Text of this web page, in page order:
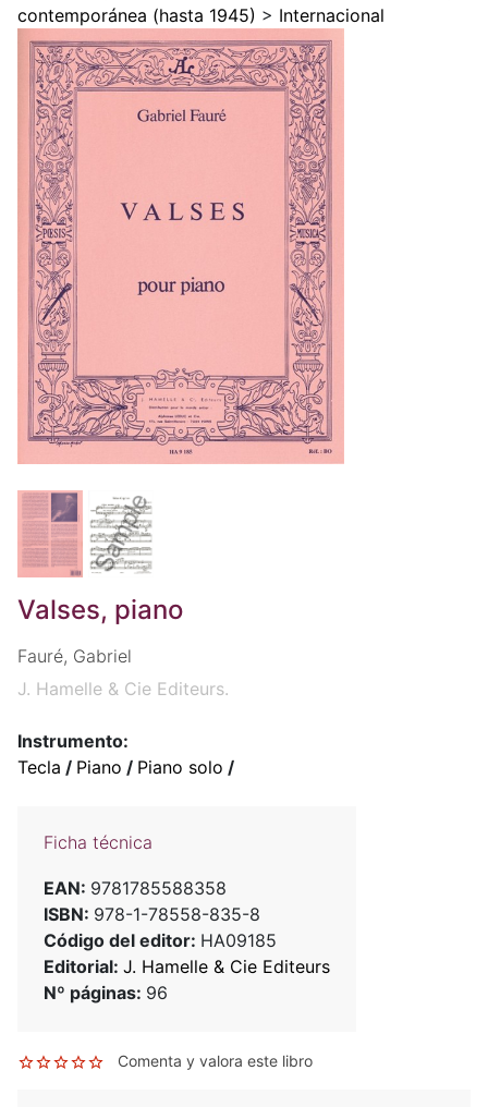
contemporánea (hasta 1945) > Internacional
Valses, piano
Fauré, Gabriel
J. Hamelle & Cie Editeurs.
Instrumento:
Tecla / Piano / Piano solo /
Ficha técnica
EAN: 9781785588358
ISBN: 978-1-78558-835-8
Código del editor: HA09185
Editorial: J. Hamelle & Cie Editeurs
Nº páginas: 96
Comenta y valora este libro